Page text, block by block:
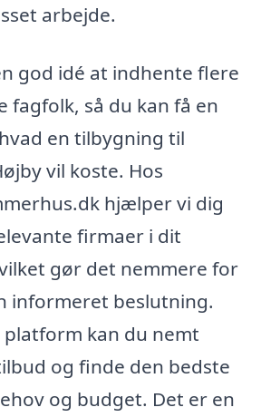
arbejde.
god idé at indhente flere
fagfolk, så du kan få en
en tilbygning til
vil koste. Hos
hjælper vi dig
firmaer i dit
gør det nemmere for
informeret beslutning.
platform kan du nemt
og finde den bedste
og budget. Det er en